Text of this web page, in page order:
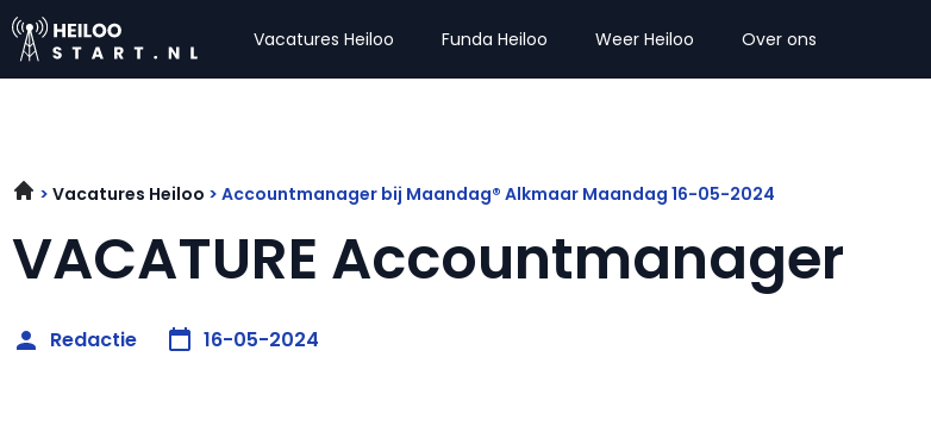
Vacatures Heiloo Funda Heiloo Weer Heiloo Over ons
Vacatures Heiloo Accountmanager bij Maandag® Alkmaar Maandag 16-05-2024
VACATURE Accountmanager
Redactie 16-05-2024